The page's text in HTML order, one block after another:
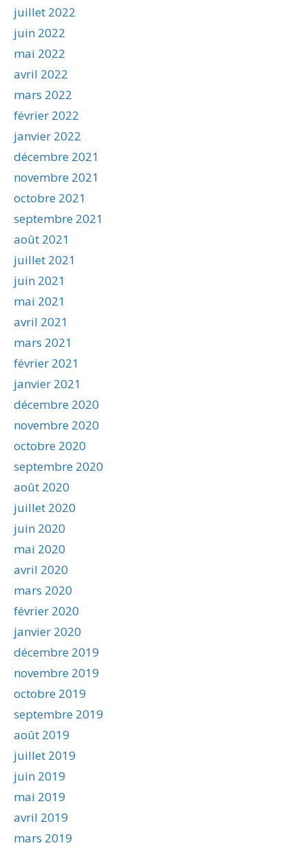
juillet 2022
juin 2022
mai 2022
avril 2022
mars 2022
février 2022
janvier 2022
décembre 2021
novembre 2021
octobre 2021
septembre 2021
août 2021
juillet 2021
juin 2021
mai 2021
avril 2021
mars 2021
février 2021
janvier 2021
décembre 2020
novembre 2020
octobre 2020
septembre 2020
août 2020
juillet 2020
juin 2020
mai 2020
avril 2020
mars 2020
février 2020
janvier 2020
décembre 2019
novembre 2019
octobre 2019
septembre 2019
août 2019
juillet 2019
juin 2019
mai 2019
avril 2019
mars 2019